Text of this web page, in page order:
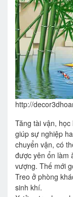
http://
Tăng tài vận,
giúp sự nghiệp
chuyển vận, có
được yên ổn làm
vượng. Thế mới
Treo ở phòng
sinh khí.